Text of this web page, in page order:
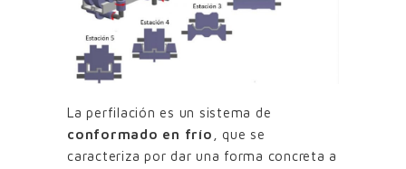
La perfilación es un sistema de
conformado en frío , que se
caracteriza por dar una forma concreta a